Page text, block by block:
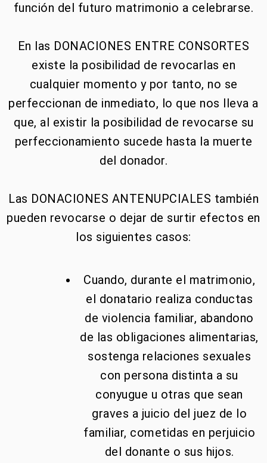
función del futuro matrimonio a celebrarse.
En las DONACIONES ENTRE CONSORTES
existe la posibilidad de revocarlas en
cualquier momento y por tanto, no se
perfeccionan de inmediato, lo que nos lleva a
que, al existir la posibilidad de revocarse su
perfeccionamiento sucede hasta la muerte
del donador.
Las DONACIONES ANTENUPCIALES también
pueden revocarse o dejar de surtir efectos en
los siguientes casos:
Cuando, durante el matrimonio,
el donatario realiza conductas
de violencia familiar, abandono
de las obligaciones alimentarias,
sostenga relaciones sexuales
con persona distinta a su
conyugue u otras que sean
graves a juicio del juez de lo
familiar, cometidas en perjuicio
del donante o sus hijos.